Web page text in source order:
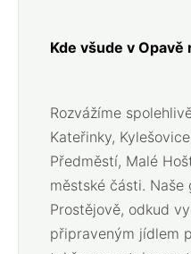
Kde všude v Opavě
Rozvážíme
Kateřinky,
Předměstí, Malé
městské části.
Prostějově, odkud
připraveným jídlem